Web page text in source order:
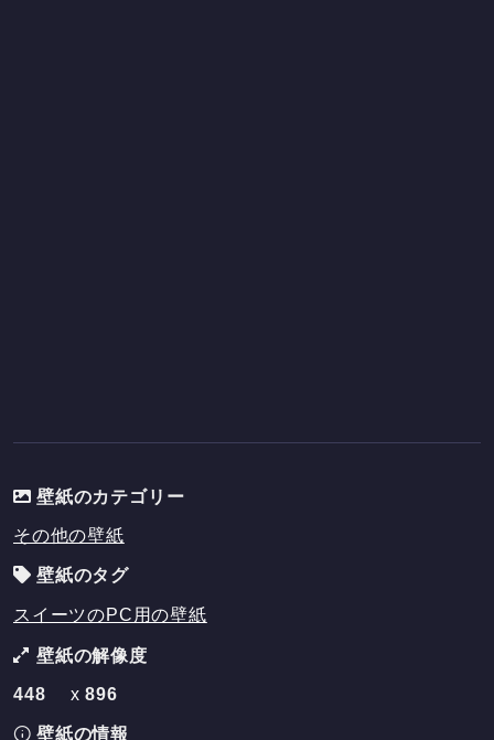
壁紙のカテゴリー
その他の壁紙
壁紙のタグ
スイーツのPC用の壁紙
壁紙の解像度
448 x896
壁紙の情報